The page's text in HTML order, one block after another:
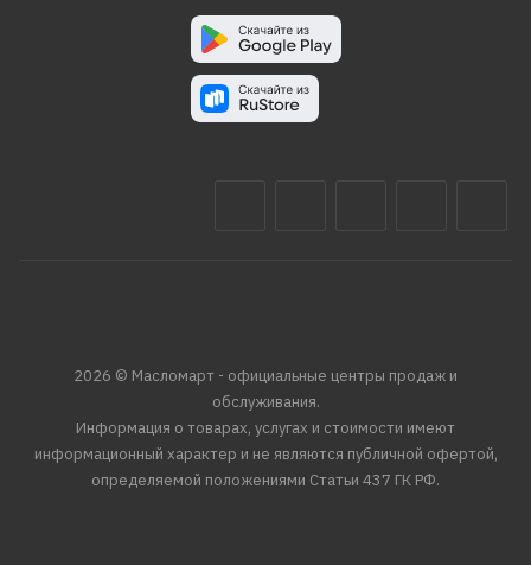
2026 © Масломарт - официальные центры продаж и
обслуживания.
Информация о товарах, услугах и стоимости имеют
информационный характер и не являются публичной офертой,
определяемой положениями Статьи 437 ГК РФ.